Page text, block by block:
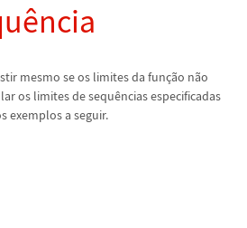
ência
mesmo se os limites da função não
os limites de sequências especificadas
exemplos a seguir.